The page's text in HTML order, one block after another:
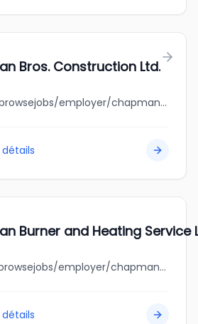
Bros. Construction Ltd.
jobbank.gc.ca/browsejobs/employer/chapman+bros.+construction+ltd./ca
Burner and Heating Service
jobbank.gc.ca/browsejobs/employer/chapman+burner+and+heating+service+ltd/ca